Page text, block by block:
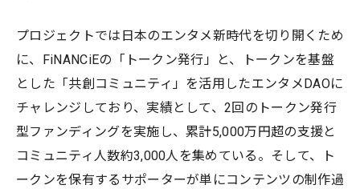
プロジェクトでは日本のエンタメ新時代を切り開くため
に、FiNANCiEの「トークン発行」と、トークンを基盤
とした「共創コミュニティ」を活用したエンタメDAOに
チャレンジしており、実績として、2回のトークン発行
型ファンディングを実施し、累計5,000万円超の支援と
コミュニティ人数約3,000人を集めている。そして、ト
ークンを保有するサポーターが単にコンテンツの制作過